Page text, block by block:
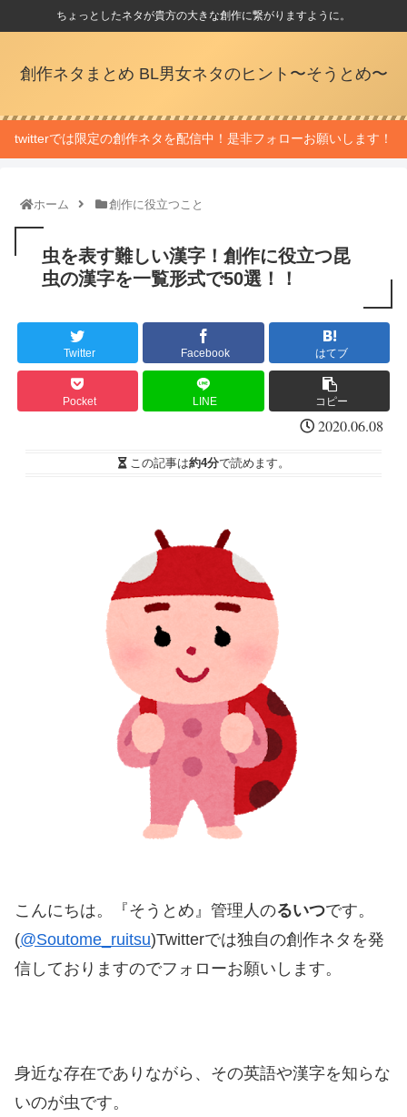
ちょっとしたネタが貴方の大きな創作に繋がりますように。
創作ネタまとめ BL男女ネタのヒント〜そうとめ〜
twitterでは限定の創作ネタを配信中！是非フォローお願いします！
ホーム 創作に役立つこと
虫を表す難しい漢字！創作に役立つ昆
虫の漢字を一覧形式で50選！！
Twitter Facebook はてブ
Pocket LINE コピー
2020.06.08
この記事は約4分で読めます。
こんにちは。『そうとめ』管理人のるいつです。
(@Soutome_ruitsu)Twitterでは独自の創作ネタを発
信しておりますのでフォローお願いします。
身近な存在でありながら、その英語や漢字を知らな
いのが虫です。